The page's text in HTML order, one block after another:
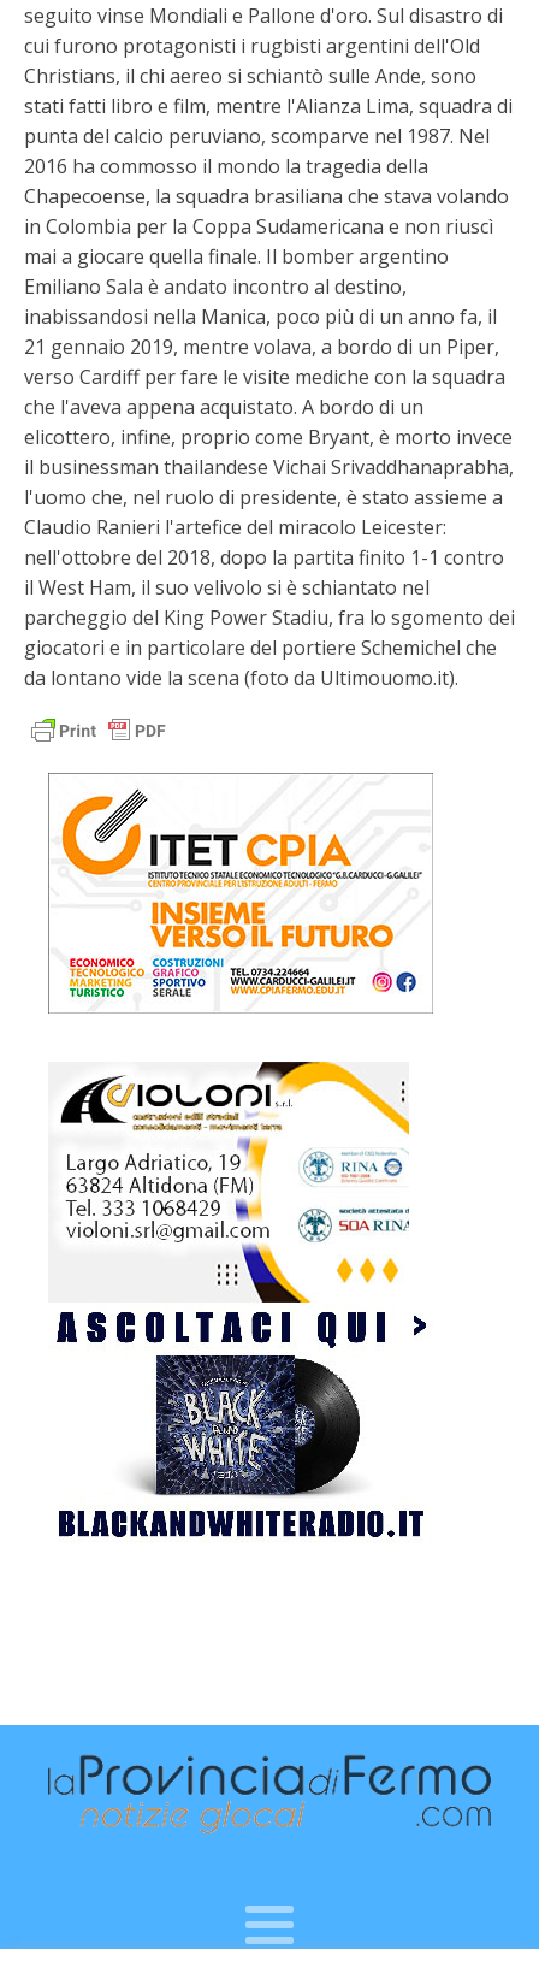
seguito vinse Mondiali e Pallone d'oro. Sul disastro di
cui furono protagonisti i rugbisti argentini dell'Old
Christians, il chi aereo si schiantò sulle Ande, sono
stati fatti libro e film, mentre l'Alianza Lima, squadra di
punta del calcio peruviano, scomparve nel 1987. Nel
2016 ha commosso il mondo la tragedia della
Chapecoense, la squadra brasiliana che stava volando
in Colombia per la Coppa Sudamericana e non riuscì
mai a giocare quella finale. Il bomber argentino
Emiliano Sala è andato incontro al destino,
inabissandosi nella Manica, poco più di un anno fa, il
21 gennaio 2019, mentre volava, a bordo di un Piper,
verso Cardiff per fare le visite mediche con la squadra
che l'aveva appena acquistato. A bordo di un
elicottero, infine, proprio come Bryant, è morto invece
il businessman thailandese Vichai Srivaddhanaprabha,
l'uomo che, nel ruolo di presidente, è stato assieme a
Claudio Ranieri l'artefice del miracolo Leicester:
nell'ottobre del 2018, dopo la partita finito 1-1 contro
il West Ham, il suo velivolo si è schiantato nel
parcheggio del King Power Stadiu, fra lo sgomento dei
giocatori e in particolare del portiere Schemichel che
da lontano vide la scena (foto da Ultimouomo.it).